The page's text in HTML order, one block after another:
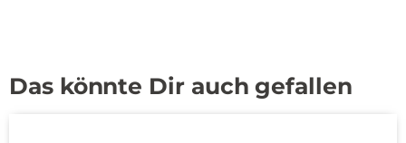
Das könnte Dir auch gefallen